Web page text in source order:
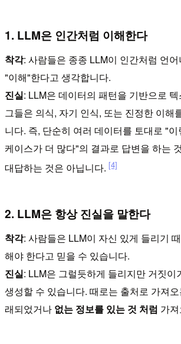
1. LLM은 인간처럼 이해한다
착각: 사람들은 종종 LLM이 인간처럼 언
"이해"한다고 생각합니다.
진실: LLM은 데이터의 패턴을 기반으로
그들은 의식, 자기 인식, 또는 진정한 이해
니다. 즉, 단순히 여러 데이터를 토대로 "
케이스가 더 많다"의 결과로 답변을 하는
대답하는 것은 아닙니다. [4]
2. LLM은 항상 진실을 말한다
착각: 사람들은 LLM이 자신 있게 들리기
해야 한다고 믿을 수 있습니다.
진실: LLM은 그럴듯하게 들리지만 거짓이
생성할 수 있습니다. 때로는 출처로 가져
래되었거나 없는 정보를 있는 것 처럼 가